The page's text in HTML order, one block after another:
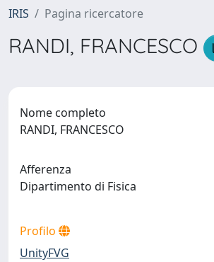
IRIS Pagina ricercatore
RANDI, FRANCESCO
Nome completo
RANDI, FRANCESCO
Afferenza
Dipartimento di Fisica
Profilo
UnityFVG